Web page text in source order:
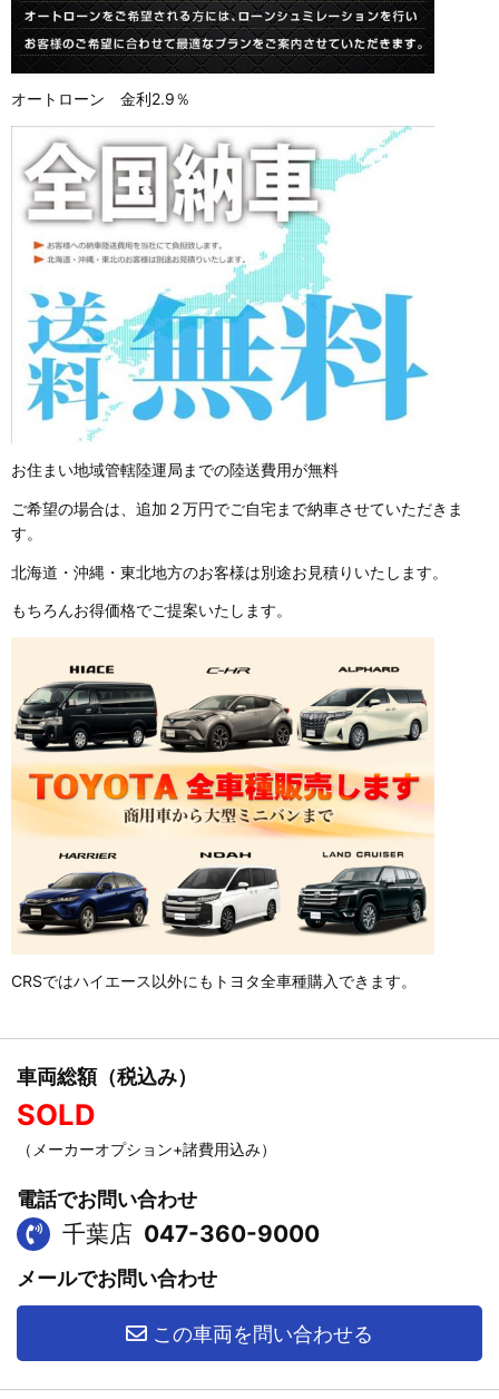
オートローン 金利2.9％
お住まい地域管轄陸運局までの陸送費用が無料
ご希望の場合は、追加２万円でご自宅まで納車させていただきま
す。
北海道・沖縄・東北地方のお客様は別途お見積りいたします。
もちろんお得価格でご提案いたします。
CRSではハイエース以外にもトヨタ全車種購入できます。
車両総額（税込み）
SOLD
（メーカーオプション+諸費用込み）
電話でお問い合わせ
千葉店 047-360-9000
メールでお問い合わせ
この車両を問い合わせる